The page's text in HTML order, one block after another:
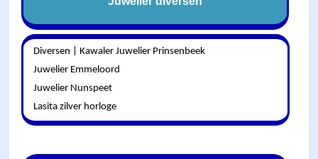
Diversen | Kawaler Juwelier Prinsenbeek
Juwelier Emmeloord
Juwelier Nunspeet
Lasita zilver horloge